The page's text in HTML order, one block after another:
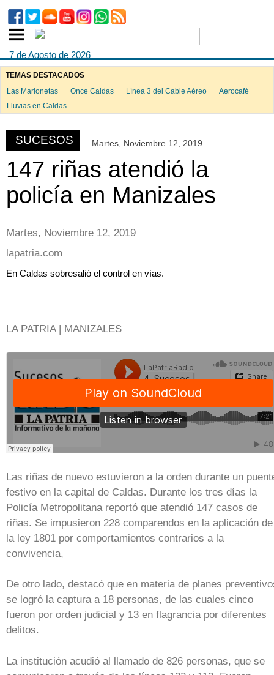
7 de Agosto de 2026
TEMAS DESTACADOS
Las Marionetas
Once Caldas Línea 3 del Cable Aéreo
Aerocafé
Lluvias en Caldas
SUCESOS Martes, Noviembre 12, 2019
147 riñas atendió la
policía en Manizales
Martes, Noviembre 12, 2019
lapatria.com
En Caldas sobresalió el control en vías.
LA PATRIA | MANIZALES
Las riñas de nuevo estuvieron a la orden durante un
festivo en la capital de Caldas. Durante los tres días la
Policía Metropolitana reportó que atendió 147 casos de
riñas. Se impusieron 228 comparendos en la aplicación de
la ley 1801 por comportamientos contrarios a la
convivencia,
De otro lado, destacó que en materia de planes
se logró la captura a 18 personas, de las cuales cinco
fueron por orden judicial y 13 en flagrancia por diferentes
delitos.
La institución acudió al llamado de 826 personas, que se